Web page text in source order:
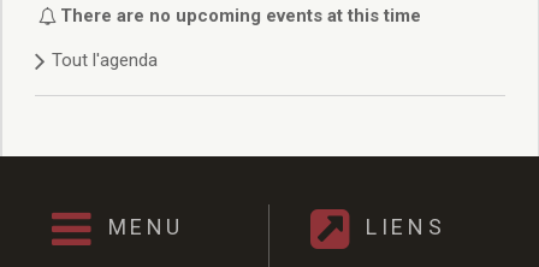
Délibérations 2022
Délibérations 2021
Délibérations 2016
Délibérations 2015
There are no upcoming events at this time
Tout l'agenda
MENU LIENS